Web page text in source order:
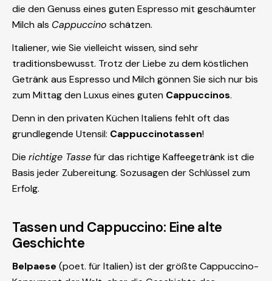
die den Genuss eines guten Espresso mit geschäumter
Milch als Cappuccino schätzen.
Italiener, wie Sie vielleicht wissen, sind sehr
traditionsbewusst. Trotz der Liebe zu dem köstlichen
Getränk aus Espresso und Milch gönnen Sie sich nur bis
zum Mittag den Luxus eines guten Cappuccinos.
Denn in den privaten Küchen Italiens fehlt oft das
grundlegende Utensil: Cappuccinotassen!
Die richtige Tassefür das richtige Kaffeegetränk ist die
Basis jeder Zubereitung. Sozusagen der Schlüssel zum
Erfolg.
Tassen und Cappuccino: Eine alte
Geschichte
Belpaese (poet. für Italien) ist der größte Cappuccino-